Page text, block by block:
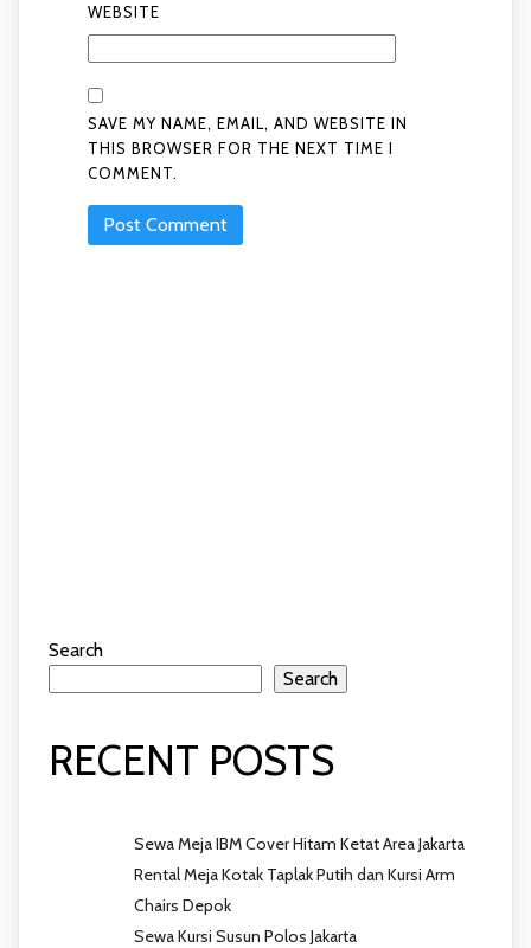
WEBSITE
SAVE MY NAME, EMAIL, AND WEBSITE IN
THIS BROWSER FOR THE NEXT TIME I
COMMENT.
Search
Search
RECENT POSTS
Sewa Meja IBM Cover Hitam Ketat Area Jakarta
Rental Meja Kotak Taplak Putih dan Kursi Arm
Chairs Depok
Sewa Kursi Susun Polos Jakarta